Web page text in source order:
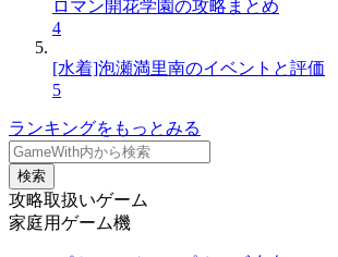
ロマン開花学園の攻略まとめ
4
[水着]泡瀬満里南のイベントと評価
5
ランキングをもっとみる
検索
攻略取扱いゲーム
家庭用ゲーム機